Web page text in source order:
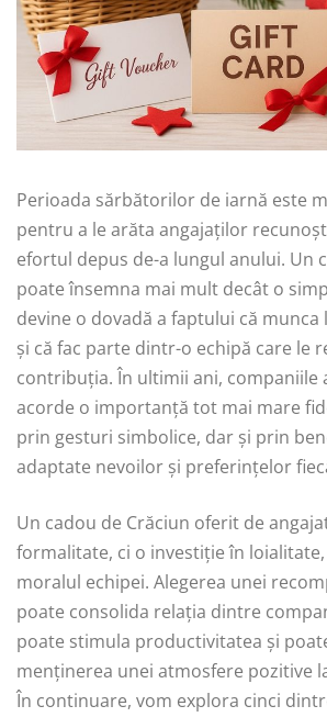
Perioada sărbătorilor de iarnă este
pentru a le arăta angajaților
efortul depus de-a lungul anului. Un
poate însemna mai mult decât o
devine o dovadă a faptului că
și că fac parte dintr-o echipă care le
contribuția. În ultimii ani, companiile
acorde o importanță tot mai mare
prin gesturi simbolice, dar și prin
adaptate nevoilor și preferințelor
Un cadou de Crăciun oferit de
formalitate, ci o investiție în
moralul echipei. Alegerea unei
poate consolida relația dintre
poate stimula productivitatea și
menținerea unei atmosfere pozitive
În continuare, vom explora cinci